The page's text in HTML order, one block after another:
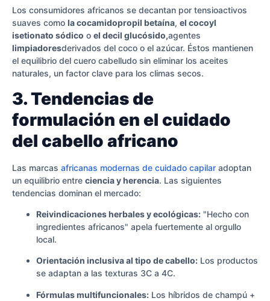
Los consumidores africanos se decantan por tensioactivos
suaves como la cocamidopropil betaína, el cocoyl
isetionato sódico o el decil glucósido,agentes
limpiadoresderivados del coco o el azúcar. Éstos mantienen
el equilibrio del cuero cabelludo sin eliminar los aceites
naturales, un factor clave para los climas secos.
3. Tendencias de
formulación en el cuidado
del cabello africano
Las marcas africanas modernas de cuidado capilar adoptan
un equilibrio entre ciencia y herencia. Las siguientes
tendencias dominan el mercado:
Reivindicaciones herbales y ecológicas: "Hecho con
ingredientes africanos" apela fuertemente al orgullo
local.
Orientación inclusiva al tipo de cabello: Los productos
se adaptan a las texturas 3C a 4C.
Fórmulas multifuncionales: Los híbridos de champú +